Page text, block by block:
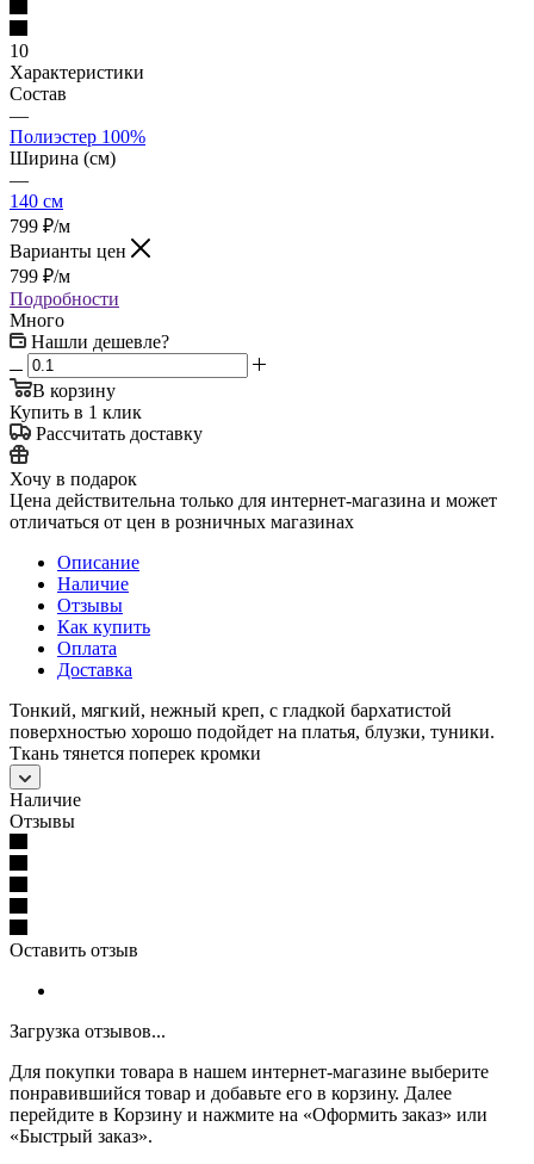
10
Характеристики
Состав
—
Полиэстер 100%
Ширина (см)
—
140 см
799 ₽/м
Варианты цен
799 ₽/м
Подробности
Много
Нашли дешевле?
В корзину
Купить в 1 клик
Рассчитать доставку
Хочу в подарок
Цена действительна только для интернет-магазина и может
отличаться от цен в розничных магазинах
Описание
Наличие
Отзывы
Как купить
Оплата
Доставка
Тонкий, мягкий, нежный креп, с гладкой бархатистой
поверхностью хорошо подойдет на платья, блузки, туники.
Ткань тянется поперек кромки
Наличие
Отзывы
Оставить отзыв
Загрузка отзывов...
Для покупки товара в нашем интернет-магазине выберите
понравившийся товар и добавьте его в корзину. Далее
перейдите в Корзину и нажмите на «Оформить заказ» или
«Быстрый заказ».